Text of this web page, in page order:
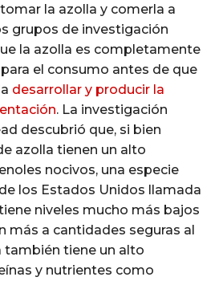
la azolla y comerla a
grupos de investigación
la azolla es completamente
el consumo antes de que
desarrollar y producir la
. La investigación
descubrió que, si bien
azolla tienen un alto
nocivos, una especie
los Estados Unidos llamada
niveles mucho más bajos
más a cantidades seguras al
también tiene un alto
y nutrientes como